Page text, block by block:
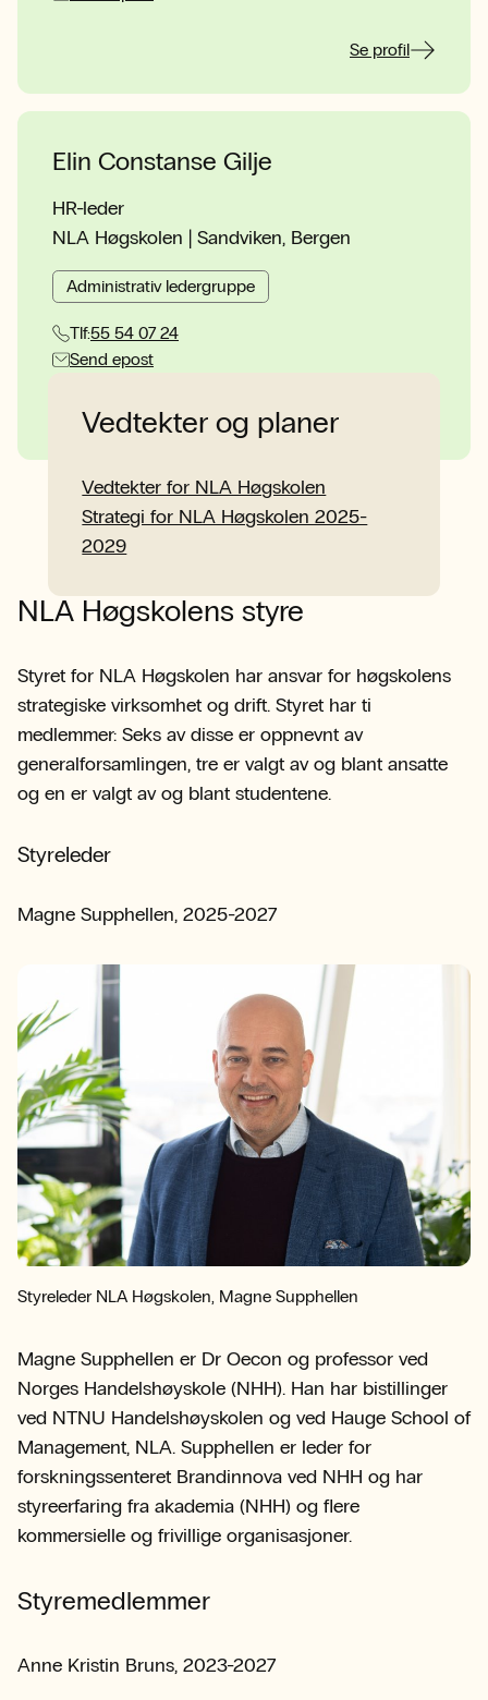
Se profil
Elin Constanse Gilje
HR-leder
NLA Høgskolen | Sandviken, Bergen
Administrativ ledergruppe
Tlf:55 54 07 24
Send epost
Vedtekter og planer
Vedtekter for NLA Høgskolen
Strategi for NLA Høgskolen 2025-
2029
NLA Høgskolens styre
Styret for NLA Høgskolen har ansvar for høgskolens
strategiske virksomhet og drift. Styret har ti
medlemmer: Seks av disse er oppnevnt av
generalforsamlingen, tre er valgt av og blant ansatte
og en er valgt av og blant studentene.
Styreleder
Magne Supphellen, 2025-2027
Styreleder NLA Høgskolen, Magne Supphellen
Magne Supphellen er Dr Oecon og professor ved
Norges Handelshøyskole (NHH). Han har bistillinger
ved NTNU Handelshøyskolen og ved Hauge School of
Management, NLA. Supphellen er leder for
forskningssenteret Brandinnova ved NHH og har
styreerfaring fra akademia (NHH) og flere
kommersielle og frivillige organisasjoner.
Styremedlemmer
Anne Kristin Bruns, 2023-2027